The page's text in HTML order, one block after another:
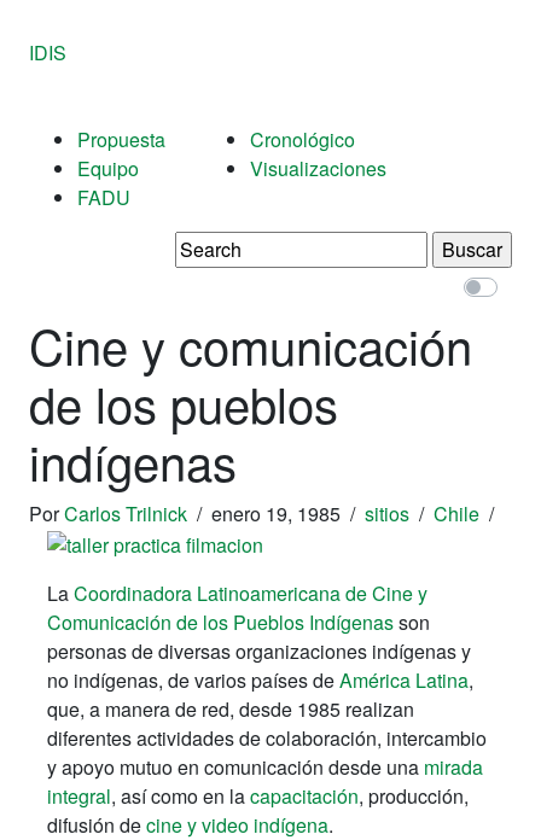
IDIS
Propuesta
Equipo
FADU
Cronológico
Visualizaciones
Buscar:
Cine y comunicación
de los pueblos
indígenas
PorCarlos Trilnick / enero 19, 1985 / sitios / Chile /
LaCoordinadora Latinoamericana de Cine y
Comunicación de los Pueblos Indígenasson
personas de diversas organizaciones indígenas y
no indígenas, de varios países deAmérica Latina,
que, a manera de red, desde 1985 realizan
diferentes actividades de colaboración, intercambio
y apoyo mutuo en comunicación desde una mirada
integral, así como en lacapacitación, producción,
difusión decine y video indígena.